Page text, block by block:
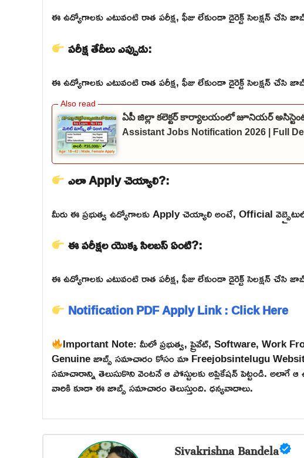
ఈ ఉద్యోగాలకు ఎటువంటి రాత పరీక్ష, ఫీజు లేకుండా డైరెక్ట్ సెలక్షన్ చేసి
పరీక్ష తేదీలు ఎప్పుడు:
ఈ ఉద్యోగాలకు ఎటువంటి రాత పరీక్ష, ఫీజు లేకుండా డైరెక్ట్ సెలక్షన్ చేసి
ఏపీ జిల్లా కలెక్టర్ కార్యాలయంలో జూనియర్
Assistant Jobs Notification 2026 | Full
ఎలా Apply చెయ్యాలి?:
మీరు ఈ ప్రభుత్వ ఉద్యోగాలకు Apply చెయ్యాలి అంటే, Official
ఈ పరీక్షల యొక్క సిలబస్ ఏంటి?:
ఈ ఉద్యోగాలకు ఎటువంటి రాత పరీక్ష, ఫీజు లేకుండా డైరెక్ట్ సెలక్షన్ చేసి
Notification PDFApply Link : Click Here
Important Note: మీలో ప్రభుత్వ, ప్రైవేట్, Software, Work
Genuine జాబ్స్ సమాచారం కోసం మా Freejobsintelugu
సమాచారాన్ని తెలుసుకొని వెంటనే ఆ పోస్టులకు అప్లికేషన్ పెట్టండి.
వారికి కూడా ఈ జాబ్స్ సమాచారం తెలుస్తుంది. ధన్యవాదాలు.
Sivakrishna Bandela